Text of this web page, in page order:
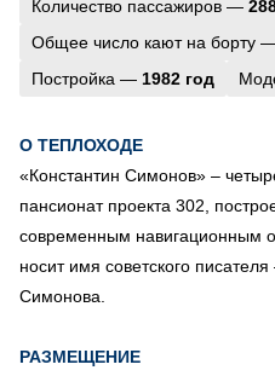
Количество пассажиров —
Общее число кают на борту
Постройка — 1982 год
О ТЕПЛОХОДЕ
«Константин Симонов» –
пансионат проекта 302,
современным навигационным
носит имя советского
Симонова.
РАЗМЕЩЕНИЕ